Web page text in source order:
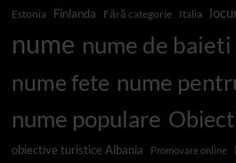
Estonia Finlanda Fără categorie Italia
nume nume de baieti
nume fete nume
nume populare
obiective turistice Albania Promovare online